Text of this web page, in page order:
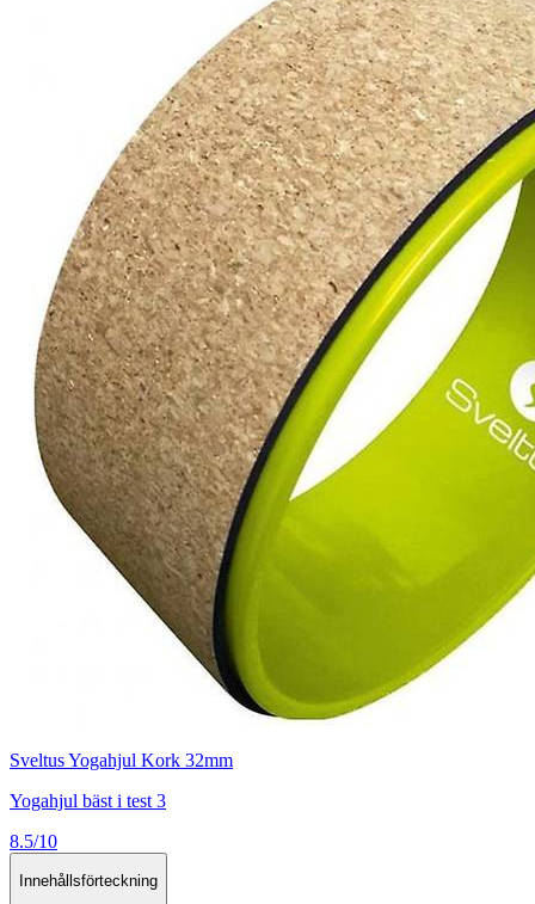
Sveltus Yogahjul Kork 32mm
Yogahjul bäst i test 3
8.5/10
Innehållsförteckning